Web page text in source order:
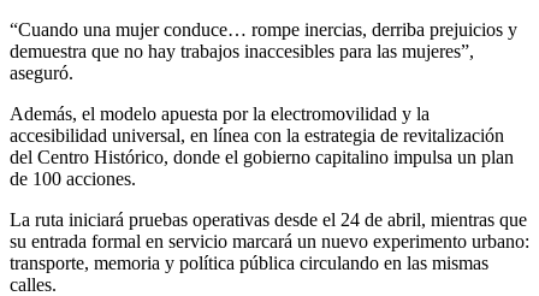
“Cuando una mujer conduce… rompe inercias, derriba prejuicios y
demuestra que no hay trabajos inaccesibles para las mujeres”,
aseguró.
Además, el modelo apuesta por la electromovilidad y la
accesibilidad universal, en línea con la estrategia de revitalización
del Centro Histórico, donde el gobierno capitalino impulsa un plan
de 100 acciones.
La ruta iniciará pruebas operativas desde el 24 de abril, mientras que
su entrada formal en servicio marcará un nuevo experimento urbano:
transporte, memoria y política pública circulando en las mismas
calles.